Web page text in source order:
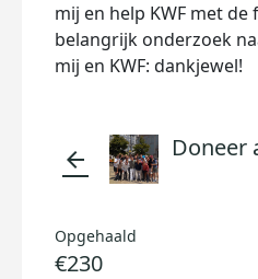
mij en help KWF met
belangrijk onderzoek
mij en KWF: dankjewel!
arrow_back Doneer
Opgehaald
€230